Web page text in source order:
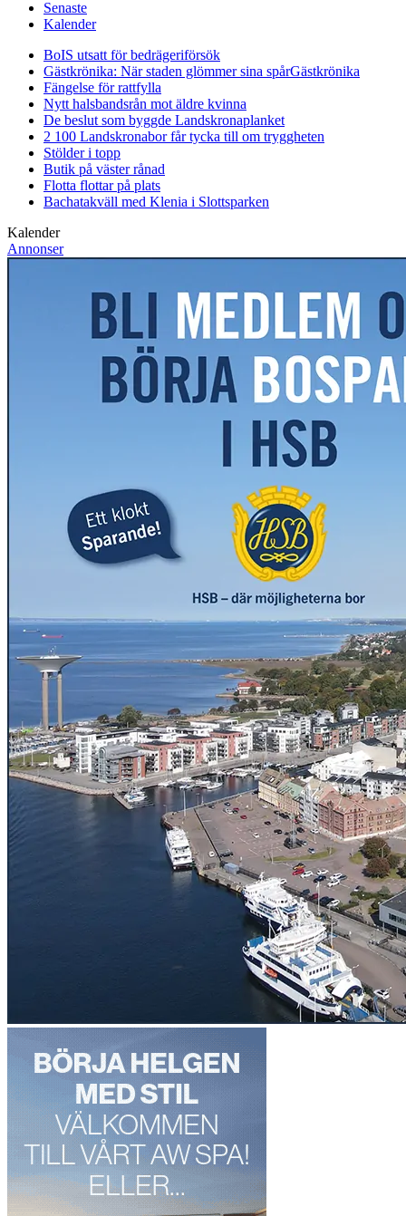
Senaste
Kalender
BoIS utsatt för bedrägeriförsök
Gästkrönika: När staden glömmer sina spårGästkrönika
Fängelse för rattfylla
Nytt halsbandsrån mot äldre kvinna
De beslut som byggde Landskronaplanket
2 100 Landskronabor får tycka till om tryggheten
Stölder i topp
Butik på väster rånad
Flotta flottar på plats
Bachatakväll med Klenia i Slottsparken
Kalender
Annonser